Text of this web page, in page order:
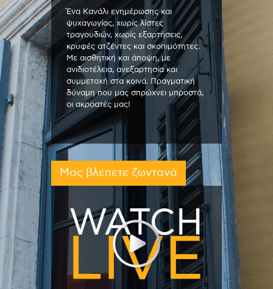
Ένα Κανάλι ενημέρωσης και
ψυχαγωγίας, χωρίς λίστες
τραγουδιών, χωρίς εξαρτήσεις,
κρυφές ατζέντες και σκοπιμότητες.
Με αισθητική και άποψη, με
ανιδιοτέλεια, ανεξαρτησία και
συμμετοχή στα κοινά. Πραγματική
δύναμη που μας σπρώχνει μπροστά,
οι ακροατές μας!
Μας βλέπετε ζωντανά